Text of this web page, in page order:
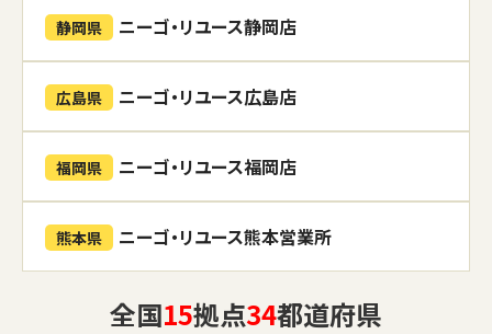
静岡県 ニーゴ・リユース静岡店
広島県 ニーゴ・リユース広島店
福岡県 ニーゴ・リユース福岡店
熊本県 ニーゴ・リユース熊本営業所
全国15拠点34都道府県